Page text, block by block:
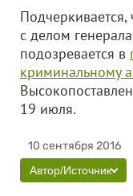
Подчеркивается,
с делом
подозревается в
криминальному
19 июля.
10 сентября 2016
Автор/Источник